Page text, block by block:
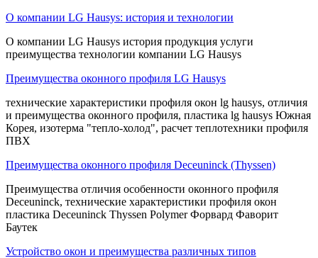
О компании LG Наusys: история и технологии
О компании LG Наusys история продукция услуги
преимущества технологии компании LG Наusys
Преимущества оконного профиля LG Hausys
технические характеристики профиля окон lg hausys, отличия
и преимущества оконного профиля, пластика lg hausys Южная
Корея, изотерма "тепло-холод", расчет теплотехники профиля
ПВХ
Преимущества оконного профиля Deceuninck (Thyssen)
Преимущества отличия особенности оконного профиля
Deceuninck, технические характеристики профиля окон
пластика Deceuninck Thyssen Polymer Форвард Фаворит
Баутек
Устройство окон и преимущества различных типов